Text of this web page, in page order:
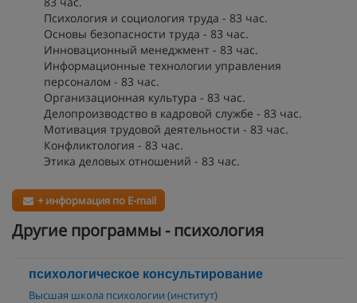
Психология и социология труда - 83 час.
Основы безопасности труда - 83 час.
Инновационный менеджмент - 83 час.
Информационные технологии управления
персоналом - 83 час.
Организационная культура - 83 час.
Делопроизводство в кадровой службе - 83 час.
Мотивация трудовой деятельности - 83 час.
Конфликтология - 83 час.
Этика деловых отношений - 83 час.
+ информация по E-mail
Другие программы - психология
психологическое консультирование
Высшая школа психологии (институт)